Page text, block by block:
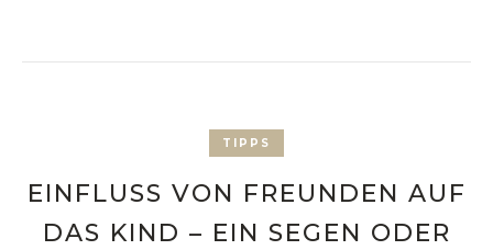
TIPPS
EINFLUSS VON FREUNDEN AUF
DAS KIND – EIN SEGEN ODER